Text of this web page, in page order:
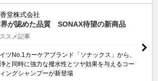
堂株式会社
が認めた品質 SONAX待望の新商品
スメ記事
イツNo.1カーケアブランド「ソナックス」から、
と同時に強力な撥水性とツヤ効果を与えるコー
ングシャンプーが新登場